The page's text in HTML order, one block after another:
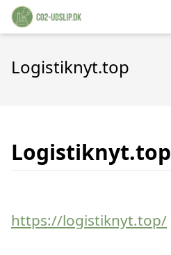
Logistiknyt.top
Logistiknyt.top
https://logistiknyt.top/